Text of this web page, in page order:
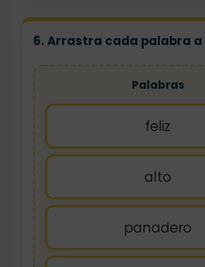
6. Arrastra cada palabra a
Palabras
feliz
alto
panadero